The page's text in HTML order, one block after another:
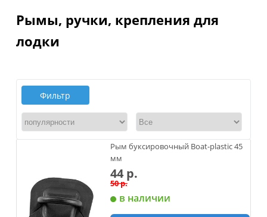
Рымы, ручки, крепления для
лодки
Фильтр
Рым буксировочный Boat-plastic 45
мм
44 р.
50 р.
в наличии